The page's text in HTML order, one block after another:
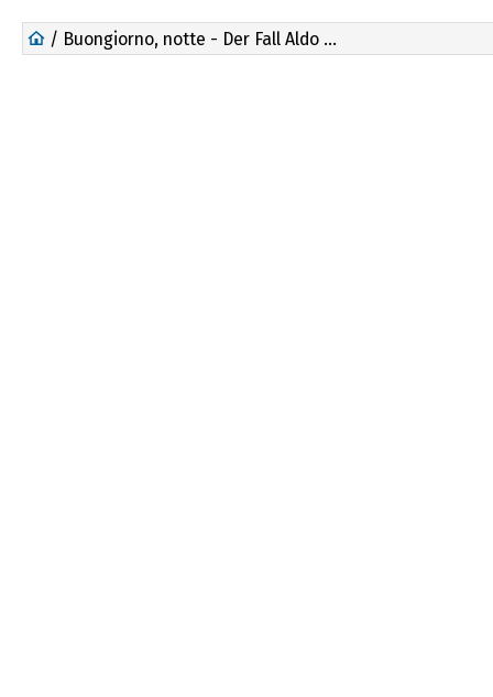
/ Buongiorno, notte - Der Fall Aldo Moro